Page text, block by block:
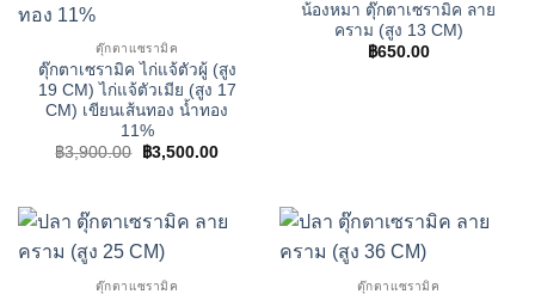
ตุ๊กตาเเซรามิค
ตุ๊กตาเซรามิค ไก่แจ้ตัวผู้ (สูง
19 CM) ไก่แจ้ตัวเมีย (สูง 17
CM) เขียนเส้นทอง น้ำทอง
11%
฿3,900.00
Original
฿3,500.00Current
น้องหมา ตุ๊กตาเซรามิค ลาย
คราม (สูง 13 CM)
฿650.00
ตุ๊กตาเเซรามิค ตุ๊กตาเเซรามิค